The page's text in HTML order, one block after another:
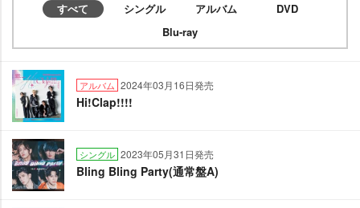
すべて シングル アルバム
DVD
Blu-ray
アルバム 2024年03月16日発売
Hi!Clap!!!!
シングル 2023年05月31日発売
Bling Bling Party(通常盤A)